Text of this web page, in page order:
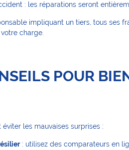
: les réparations seront
impliquant un tiers, tous ses
charge.
POUR
les mauvaises surprises :
: utilisez des comparateurs en